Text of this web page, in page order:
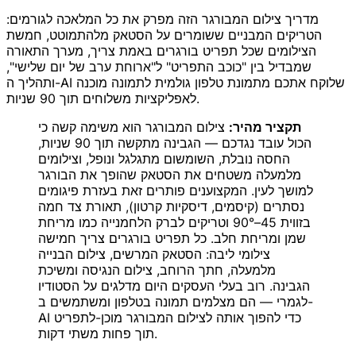
מדריך צילום המבורגר הזה מפרק את כל המלאכה לגורמים:
הטריקים המבניים ששומרים על הסטאק מלהתמוטט, חמשת
הצילומים שכל תפריט בורגרים באמת צריך, מערך התאורה
שמבדיל בין "כוכב התפריט" ל"ארוחת ערב של יום שלישי",
ותהליך ה-AI שלוקח אתכם מתמונת טלפון גולמית לתמונה מוכנה
לאפליקציות משלוחים תוך 90 שניות.
תקציר מהיר: צילום המבורגר הוא משימה קשה כי
הכול עובד נגדכם — הגבינה מתקשה תוך 90 שניות,
החסה נובלת, השומשום מתגלגל ונופל, וצילומים
מלמעלה משטחים את הסטאק שהופך את הבורגר
למושך לעין. המקצוענים פותרים זאת בעזרת פיגומים
נסתרים (קיסמים, דיסקיות קרטון), תאורת צד חמה
בזווית 45–90° וטריקים לברק הלחמנייה כמו מריחת
שמן ומריחת חלב. כל תפריט בורגרים צריך חמישה
צילומי ליבה: הסטאק המרשים, צילום הבנייה
מלמעלה, חתך הרוחב, צילום הנגיסה ומשיכת
הגבינה. רוב בעלי העסקים היום מדלגים על הסטודיו
לגמרי — הם מצלמים תמונה בטלפון ומשתמשים ב-
AI כדי להפוך אותה לצילום המבורגר מוכן-לתפריט
תוך פחות משתי דקות.